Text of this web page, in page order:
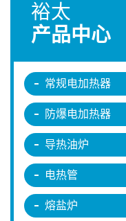
裕太
产品中心
常规电加热器
防爆电加热器
导热油炉
电热管
熔盐炉